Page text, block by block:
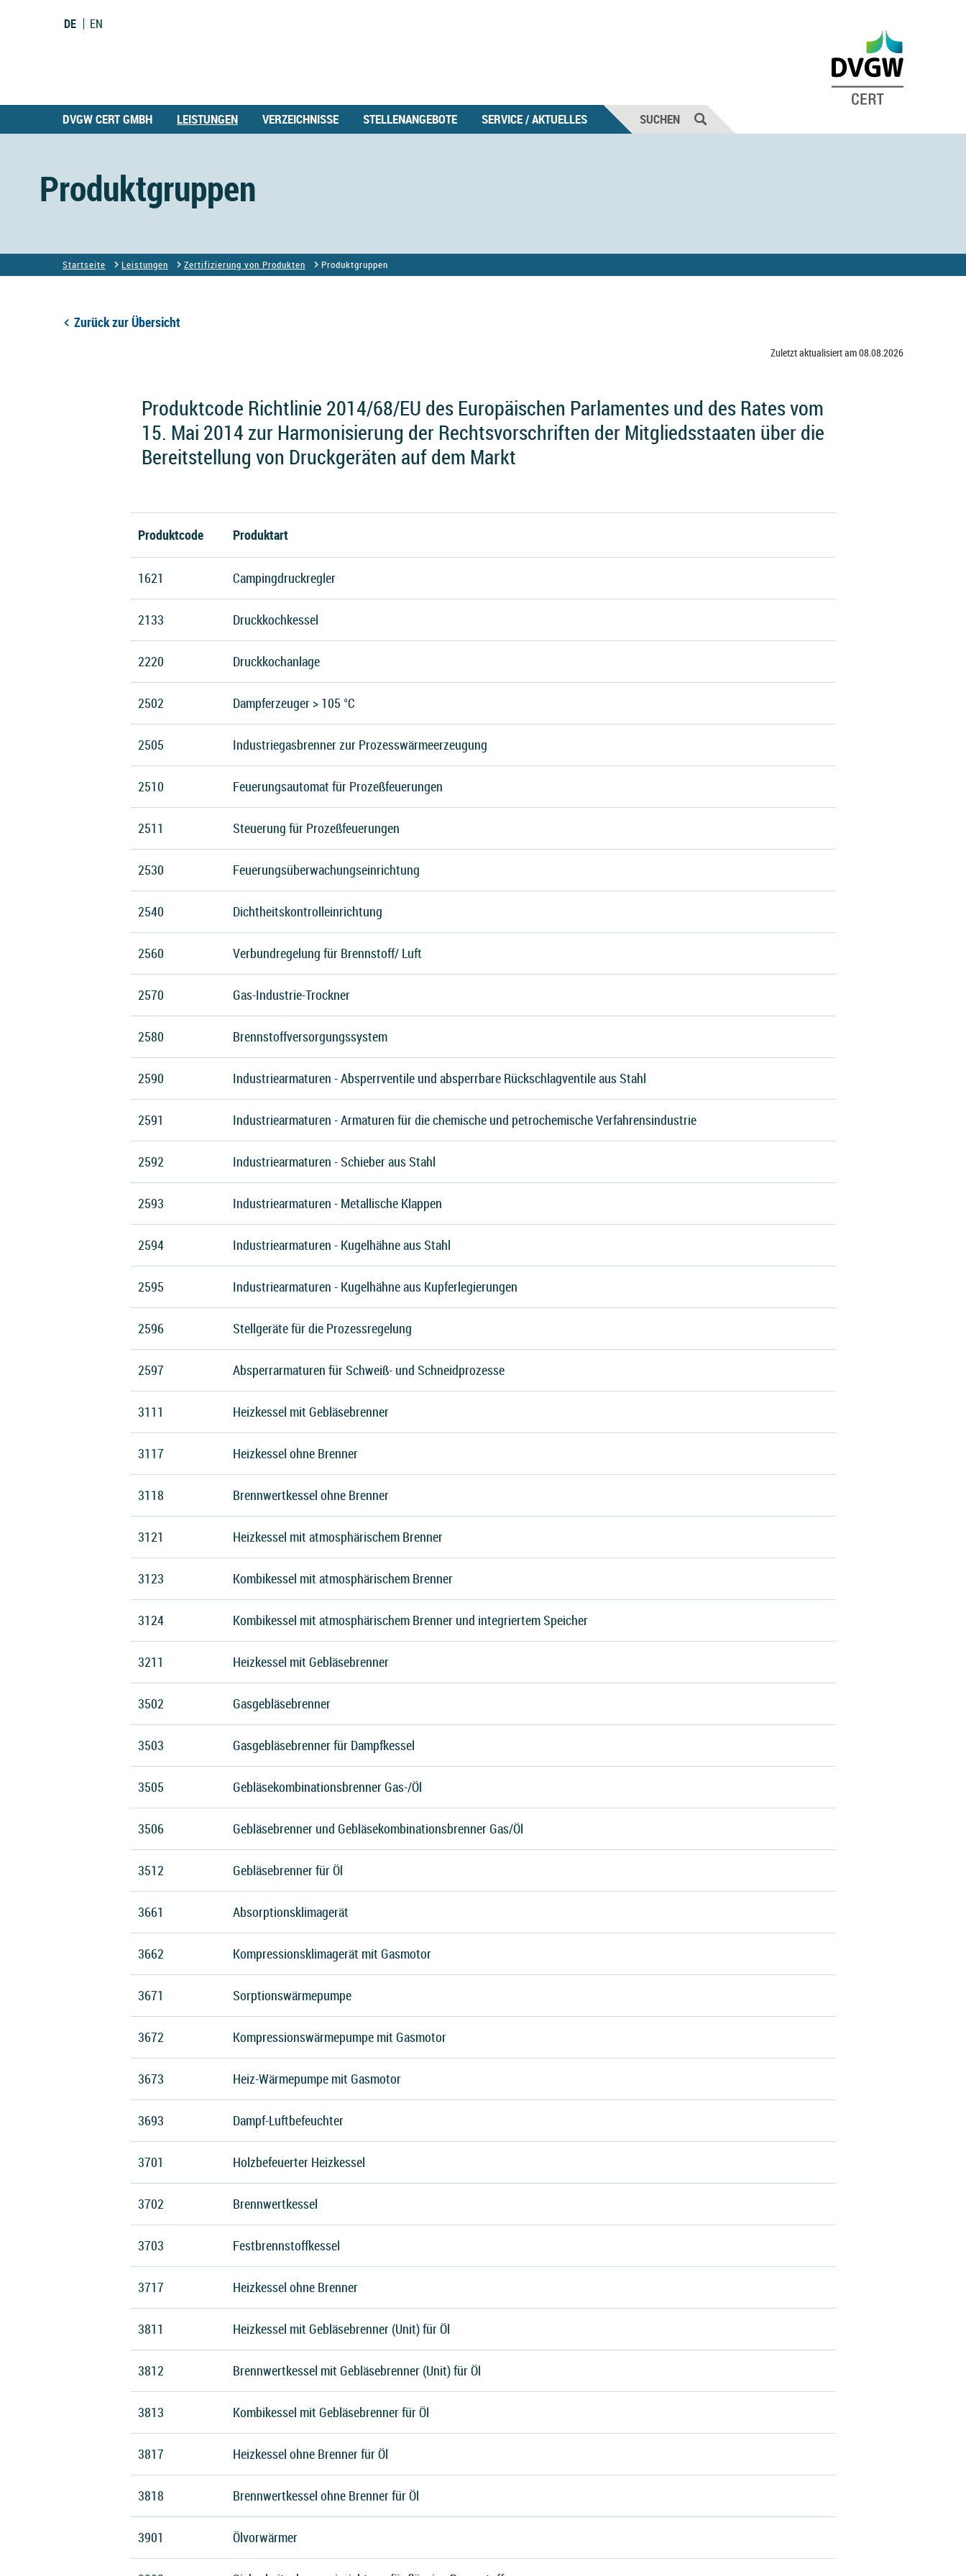
DE EN
DVGW CERT GMBH LEISTUNGEN VERZEICHNISSE STELLENANGEBOTE SERVICE / AKTUELLES SUCHEN
Produktgruppen
Startseite Leistungen Zertifizierung von Produkten Produktgruppen
Zurück zur Übersicht
Zuletzt aktualisiert am 08.08.2026
Produktcode Richtlinie 2014/68/EU des Europäischen Parlamentes und des Rates vom
15. Mai 2014 zur Harmonisierung der Rechtsvorschriften der Mitgliedsstaaten über die
Bereitstellung von Druckgeräten auf dem Markt
Produktcode Produktart
1621 Campingdruckregler
2133 Druckkochkessel
2220 Druckkochanlage
2502 Dampferzeuger > 105 °C
2505 Industriegasbrenner zur Prozesswärmeerzeugung
2510 Feuerungsautomat für Prozeßfeuerungen
2511 Steuerung für Prozeßfeuerungen
2530 Feuerungsüberwachungseinrichtung
2540 Dichtheitskontrolleinrichtung
2560 Verbundregelung für Brennstoff/ Luft
2570 Gas-Industrie-Trockner
2580 Brennstoffversorgungssystem
2590 Industriearmaturen - Absperrventile und absperrbare Rückschlagventile aus Stahl
2591 Industriearmaturen - Armaturen für die chemische und petrochemische Verfahrensindustrie
2592 Industriearmaturen - Schieber aus Stahl
2593 Industriearmaturen - Metallische Klappen
2594 Industriearmaturen - Kugelhähne aus Stahl
2595 Industriearmaturen - Kugelhähne aus Kupferlegierungen
2596 Stellgeräte für die Prozessregelung
2597 Absperrarmaturen für Schweiß- und Schneidprozesse
3111 Heizkessel mit Gebläsebrenner
3117 Heizkessel ohne Brenner
3118 Brennwertkessel ohne Brenner
3121 Heizkessel mit atmosphärischem Brenner
3123 Kombikessel mit atmosphärischem Brenner
3124 Kombikessel mit atmosphärischem Brenner und integriertem Speicher
3211 Heizkessel mit Gebläsebrenner
3502 Gasgebläsebrenner
3503 Gasgebläsebrenner für Dampfkessel
3505 Gebläsekombinationsbrenner Gas-/Öl
3506 Gebläsebrenner und Gebläsekombinationsbrenner Gas/Öl
3512 Gebläsebrenner für Öl
3661 Absorptionsklimagerät
3662 Kompressionsklimagerät mit Gasmotor
3671 Sorptionswärmepumpe
3672 Kompressionswärmepumpe mit Gasmotor
3673 Heiz-Wärmepumpe mit Gasmotor
3693 Dampf-Luftbefeuchter
3701 Holzbefeuerter Heizkessel
3702 Brennwertkessel
3703 Festbrennstoffkessel
3717 Heizkessel ohne Brenner
3811 Heizkessel mit Gebläsebrenner (Unit) für Öl
3812 Brennwertkessel mit Gebläsebrenner (Unit) für Öl
3813 Kombikessel mit Gebläsebrenner für Öl
3817 Heizkessel ohne Brenner für Öl
3818 Brennwertkessel ohne Brenner für Öl
3901 Ölvorwärmer